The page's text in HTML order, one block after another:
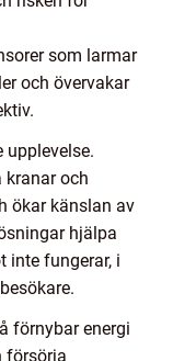
som larmar
och övervakar
upplevelse.
och
ökar känslan av
hjälpa
inte fungerar, i
förnybar energi
försörja